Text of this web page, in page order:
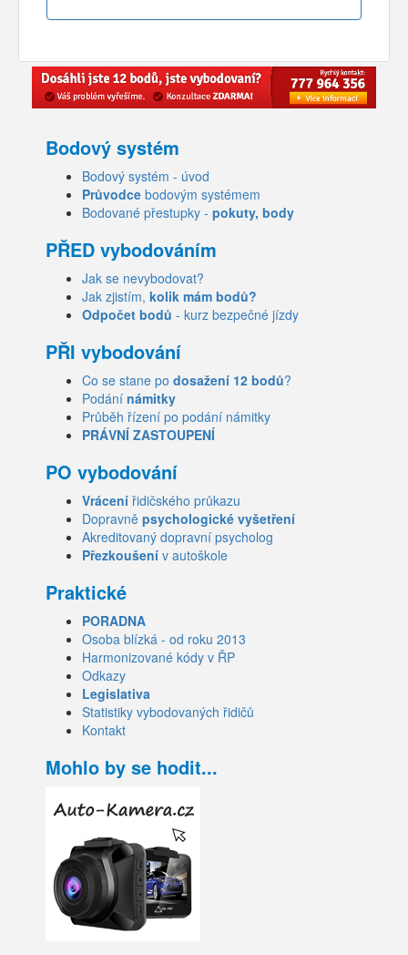
Bodový systém
Bodový systém - úvod
Průvodce bodovým systémem
Bodované přestupky - pokuty, body
PŘED vybodováním
Jak se nevybodovat?
Jak zjistím, kolik mám bodů?
Odpočet bodů - kurz bezpečné jízdy
PŘI vybodování
Co se stane po dosažení 12 bodů?
Podání námitky
Průběh řízení po podání námitky
PRÁVNÍ ZASTOUPENÍ
PO vybodování
Vrácení řidičského průkazu
Dopravně psychologické vyšetření
Akreditovaný dopravní psycholog
Přezkoušení v autoškole
Praktické
PORADNA
Osoba blízká - od roku 2013
Harmonizované kódy v ŘP
Odkazy
Legislativa
Statistiky vybodovaných řidičů
Kontakt
Mohlo by se hodit...